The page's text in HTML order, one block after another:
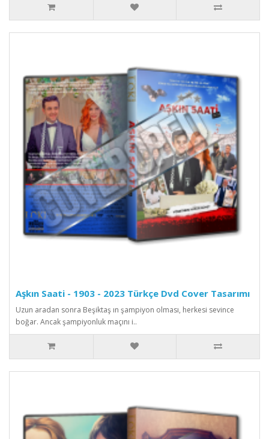
Aşkın Saati - 1903 - 2023 Türkçe Dvd Cover Tasarımı
Uzun aradan sonra Beşiktaş ın şampiyon olması, herkesi sevince
boğar. Ancak şampiyonluk maçını i..